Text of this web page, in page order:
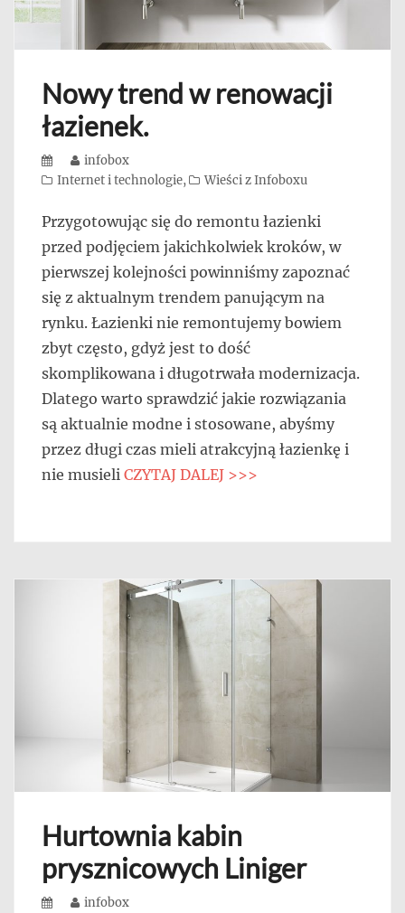
Nowy trend w renowacji
łazienek.
Posted
on
Author
infobox
Categories
Internet i technologie, Wieści z Infoboxu
Przygotowując się do remontu łazienki
przed podjęciem jakichkolwiek kroków, w
pierwszej kolejności powinniśmy zapoznać
się z aktualnym trendem panującym na
rynku. Łazienki nie remontujemy bowiem
zbyt często, gdyż jest to dość
skomplikowana i długotrwała modernizacja.
Dlatego warto sprawdzić jakie rozwiązania
są aktualnie modne i stosowane, abyśmy
przez długi czas mieli atrakcyjną łazienkę i
nie musieli CZYTAJ DALEJ >>>
Hurtownia kabin
prysznicowych Liniger
PostedAuthor
infobox